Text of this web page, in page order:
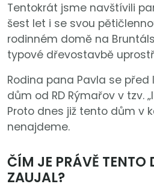
Tentokrát jsme navštívili
šest let i se svou
rodinném domě na
typové dřevostavbě
Rodina pana Pavla se
dům od RD Rýmařov v tzv.
Proto dnes již tento dům v
nenajdeme.
ČÍM JE PRÁVĚ
ZAUJAL?